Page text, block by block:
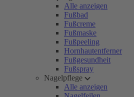
Alle anzeigen
Fußbad
Fußcreme
Fußmaske
Fußpeeling
Hornhautentferner
Fußgesundheit
Fußspray
Nagelpflege
Alle anzeigen